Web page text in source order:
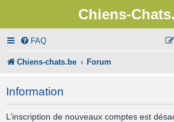
Chiens-
FAQ
Chiens-chats.be Forum
Information
L’inscription de nouveaux comptes est